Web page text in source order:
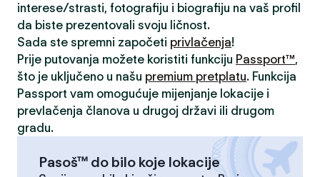
interese/strasti, fotografiju i biografiju na vaš profil
da biste prezentovali svoju ličnost.
Sada ste spremni započeti privlačenja!
Prije putovanja možete koristiti funkciju Passport™,
što je uključeno u našu premium pretplatu. Funkcija
Passport vam omogućuje mijenjanje lokacije i
prevlačenja članova u drugoj državi ili drugom
gradu.
Pasoš™ do bilo koje lokacije